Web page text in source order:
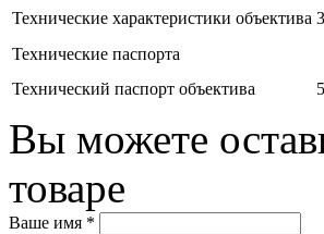
Технические характеристики объектива
Технические паспорта
Технический паспорт объектива
Вы можете
товаре
Ваше имя *